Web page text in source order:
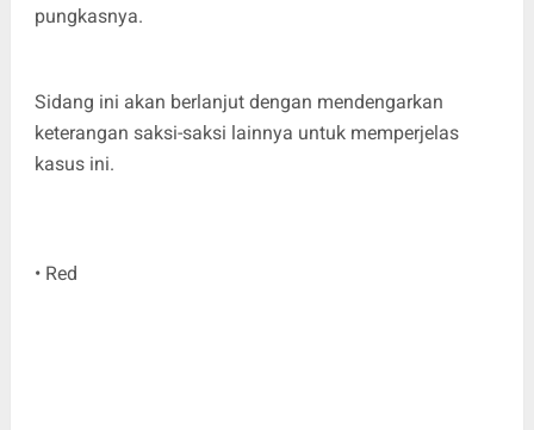
pungkasnya.
Sidang ini akan berlanjut dengan mendengarkan
keterangan saksi-saksi lainnya untuk memperjelas
kasus ini.
• Red